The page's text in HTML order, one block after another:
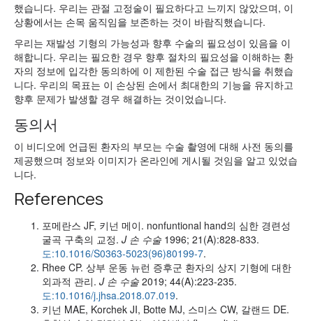
했습니다. 우리는 관절 고정술이 필요하다고 느끼지 않았으며, 이
상황에서는 손목 움직임을 보존하는 것이 바람직했습니다.
우리는 재발성 기형의 가능성과 향후 수술의 필요성이 있음을 이
해합니다. 우리는 필요한 경우 향후 절차의 필요성을 이해하는 환
자의 정보에 입각한 동의하에 이 제한된 수술 접근 방식을 취했습
니다. 우리의 목표는 이 손상된 손에서 최대한의 기능을 유지하고
향후 문제가 발생할 경우 해결하는 것이었습니다.
동의서
이 비디오에 언급된 환자의 부모는 수술 촬영에 대해 사전 동의를
제공했으며 정보와 이미지가 온라인에 게시될 것임을 알고 있었습
니다.
References
포메란스 JF, 키넌 메이. nonfuntional hand의 심한 경련성
굴곡 구축의 교정. J 손 수술 1996; 21(A):828-833.
도:10.1016/S0363-5023(96)80199-7.
Rhee CP. 상부 운동 뉴런 증후군 환자의 상지 기형에 대한
외과적 관리. J 손 수술 2019; 44(A):223-235.
도:10.1016/j.jhsa.2018.07.019.
키넌 MAE, Korchek JI, Botte MJ, 스미스 CW, 갈랜드 DE.